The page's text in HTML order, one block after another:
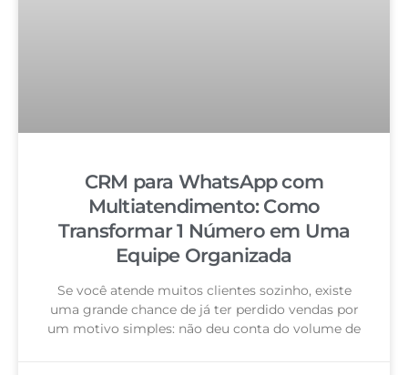
CRM para WhatsApp com
Multiatendimento: Como
Transformar 1 Número em Uma
Equipe Organizada
Se você atende muitos clientes sozinho, existe
uma grande chance de já ter perdido vendas por
um motivo simples: não deu conta do volume de